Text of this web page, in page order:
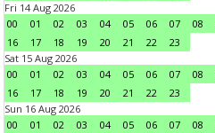
Fri 14 Aug 2026
00
01 02 03 04 05 06 07 08
16
17 18 19 20 21 22
23
Sat 15 Aug 2026
00
01 02 03 04 05 06 07 08
16
17 18 19 20 21 22
23
Sun 16 Aug 2026
00
01 02 03 04 05 06 07 08